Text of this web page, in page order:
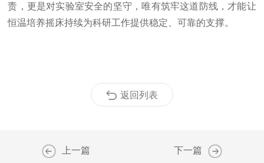
责，更是对实验室安全的坚守，唯有筑牢这道防线，才能让
恒温培养摇床持续为科研工作提供稳定、可靠的支撑。
返回列表
上一篇 下一篇